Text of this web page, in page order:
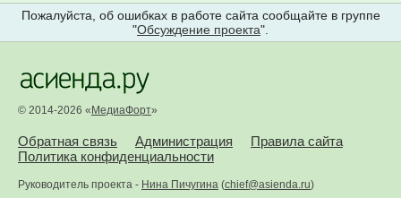
Пожалуйста, об ошибках в работе сайта сообщайте в группе
"Обсуждение проекта".
© 2014-2026 « МедиаФорт»
Обратная связь Администрация
Правила сайта
Политика конфиденциальности
Руководитель проекта - Нина Пичугина (chief@asienda.ru)